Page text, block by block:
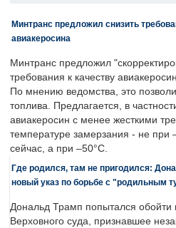
Минтранс предложил снизить
авиакеросина
Минтранс предложил
требования к качеству
По мнению ведомства, это
топлива. Предлагается, в
авиакеросин с менее жесткими
температуре замерзания - не при
сейчас, а при –50°C.
Где родился, там не пригодился:
новый указ по борьбе с "родильным
Дональд Трамп попытался
Верховного суда, признавшее